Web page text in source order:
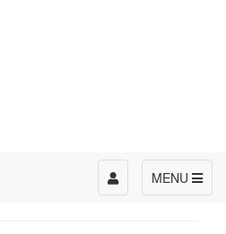
MENU
Toggle
navigation